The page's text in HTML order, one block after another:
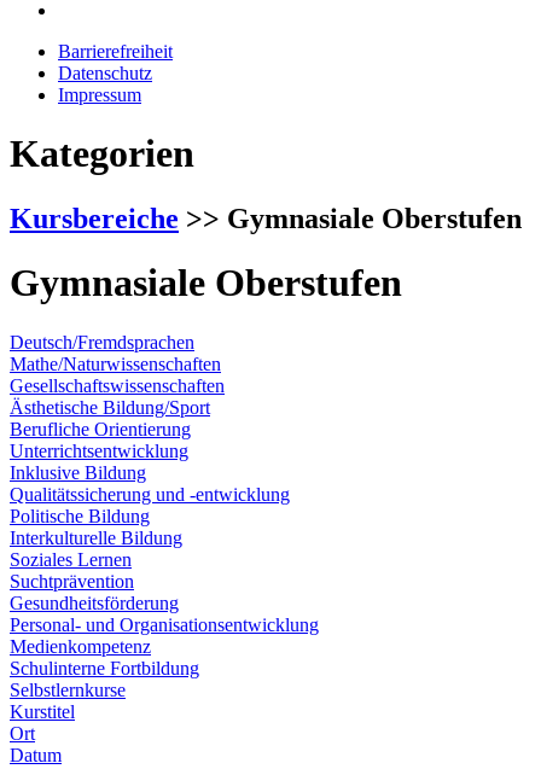
Barrierefreiheit
Datenschutz
Impressum
Kategorien
Kursbereiche >> Gymnasiale Oberstufen
Gymnasiale Oberstufen
Deutsch/Fremdsprachen
Mathe/Naturwissenschaften
Gesellschaftswissenschaften
Ästhetische Bildung/Sport
Berufliche Orientierung
Unterrichtsentwicklung
Inklusive Bildung
Qualitätssicherung und -entwicklung
Politische Bildung
Interkulturelle Bildung
Soziales Lernen
Suchtprävention
Gesundheitsförderung
Personal- und Organisationsentwicklung
Medienkompetenz
Schulinterne Fortbildung
Selbstlernkurse
Kurstitel
Ort
Datum